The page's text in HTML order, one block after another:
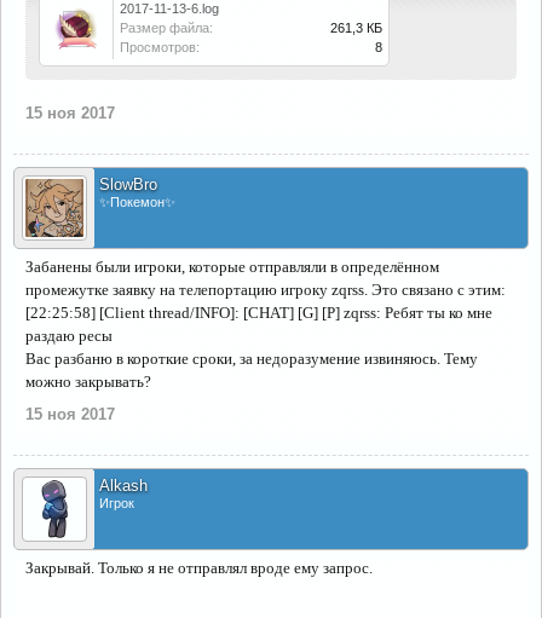
2017-11-13-6.log
Размер файла:
261,3 КБ
Просмотров:
8
15 ноя 2017
SlowBro
✨Покемон✨
Забанены были игроки, которые отправляли в определённом
промежутке заявку на телепортацию игроку zqrss. Это связано с этим:
[22:25:58] [Client thread/INFO]: [CHAT] [G] [P] zqrss: Ребят ты ко мне
раздаю ресы
Вас разбаню в короткие сроки, за недоразумение извиняюсь. Тему
можно закрывать?
15 ноя 2017
Alkash
Игрок
Закрывай. Только я не отправлял вроде ему запрос.